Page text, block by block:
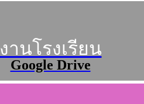
งานโรงเรียน
Google Drive